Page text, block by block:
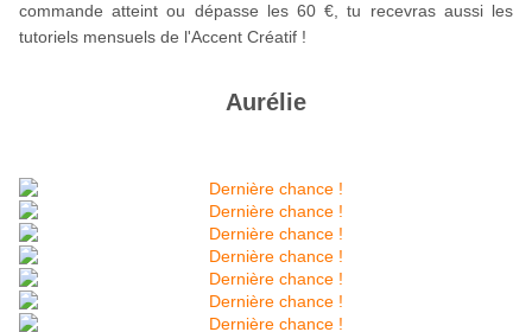
commande atteint ou dépasse les 60 €, tu recevras aussi les
tutoriels mensuels de l'Accent Créatif !
Aurélie